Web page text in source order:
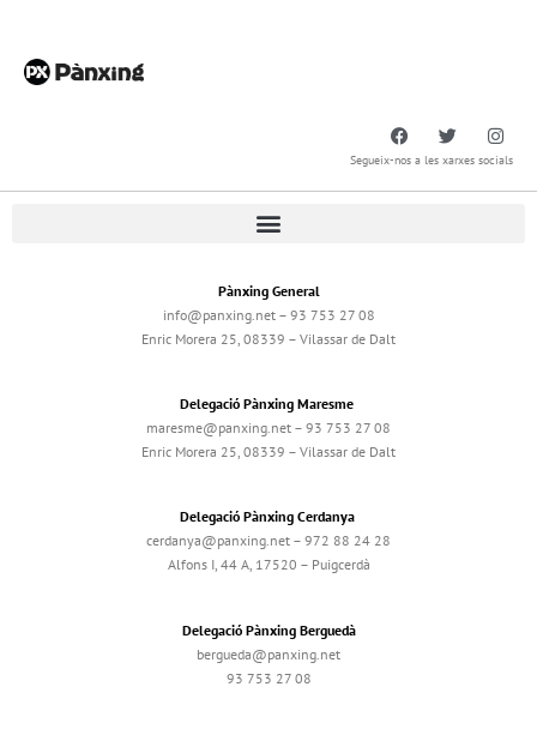
Segueix-nos a les xarxes socials
Pànxing General
info@panxing.net – 93 753 27 08
Enric Morera 25, 08339 – Vilassar de Dalt
Delegació Pànxing Maresme
maresme@panxing.net – 93 753 27 08
Enric Morera 25, 08339 – Vilassar de Dalt
Delegació Pànxing Cerdanya
cerdanya@panxing.net – 972 88 24 28
Alfons I, 44 A, 17520 – Puigcerdà
Delegació Pànxing Berguedà
bergueda@panxing.net
93 753 27 08